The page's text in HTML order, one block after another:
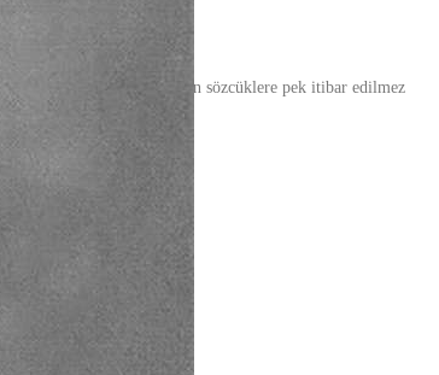
her şey”.
Sonrasında gelen sözcüklere pek itibar edilmez